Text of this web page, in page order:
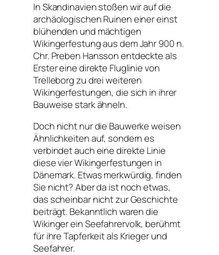
In Skandinavien stoßen wir auf die
archäologischen Ruinen einer einst
blühenden und mächtigen
Wikingerfestung aus dem Jahr 900 n.
Chr. Preben Hansson entdeckte als
Erster eine direkte Fluglinie von
Trelleborg zu drei weiteren
Wikingerfestungen, die sich in ihrer
Bauweise stark ähneln.
Doch nicht nur die Bauwerke weisen
Ähnlichkeiten auf, sondern es
verbindet auch eine direkte Linie
diese vier Wikingerfestungen in
Dänemark. Etwas merkwürdig, finden
Sie nicht? Aber da ist noch etwas,
das scheinbar nicht zur Geschichte
beiträgt. Bekanntlich waren die
Wikinger ein Seefahrervolk, berühmt
für ihre Tapferkeit als Krieger und
Seefahrer.